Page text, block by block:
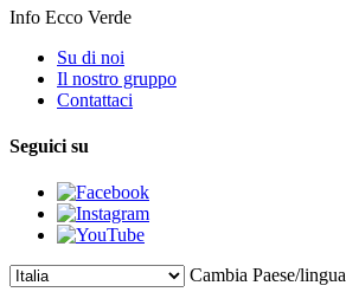
Info Ecco Verde
Su di noi
Il nostro gruppo
Contattaci
Seguici su
Cambia Paese/lingua